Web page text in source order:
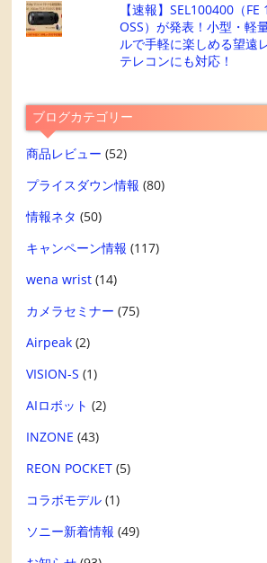
【速報】SEL100400（
OSS）が発表！小型・軽
ルで手軽に楽しめる望遠
テレコンにも対応！
ブログカテゴリー
商品レビュー (52)
プライスダウン情報 (80)
情報ネタ (50)
キャンペーン情報 (117)
wena wrist (14)
カメラセミナー (75)
Airpeak (2)
VISION-S (1)
AIロボット (2)
INZONE (43)
REON POCKET (5)
コラボモデル (1)
ソニー新着情報 (49)